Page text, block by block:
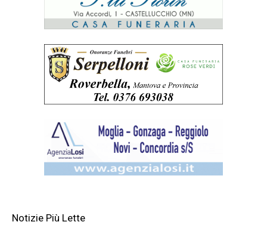
Notizie Più Lette